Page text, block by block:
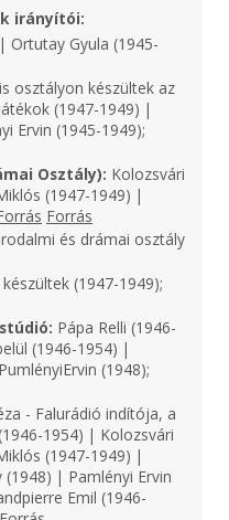
irányítói:
Ortutay Gyula (1945-
osztályon készültek az
(1947-1949) |
Ervin (1945-1949);
Osztály): Kolozsvári
(1947-1949) |
Forrás
és drámai osztály
(1947-1949);
Pápa Relli (1946-
(1946-1954) |
(1948);
- Falurádió indítója, a
1954) | Kolozsvári
(1947-1949) |
(1948) | Pamlényi Ervin
Emil (1946-